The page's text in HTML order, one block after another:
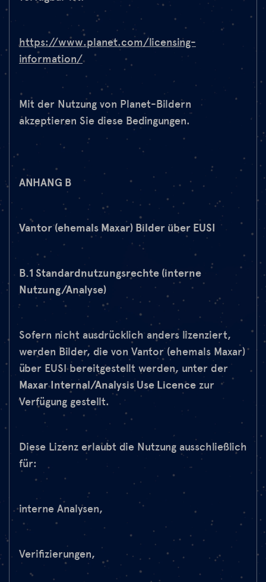
https://www.planet.com/licensing-
information/
Mit der Nutzung von Planet-Bildern
akzeptieren Sie diese Bedingungen.
ANHANG B
Vantor (ehemals Maxar) Bilder über EUSI
B.1 Standardnutzungsrechte (interne
Nutzung/Analyse)
Sofern nicht ausdrücklich anders lizenziert,
werden Bilder, die von Vantor (ehemals Maxar)
über EUSI bereitgestellt werden, unter der
Maxar Internal/Analysis Use Licence zur
Verfügung gestellt.
Diese Lizenz erlaubt die Nutzung ausschließlich
für:
interne Analysen,
Verifizierungen,